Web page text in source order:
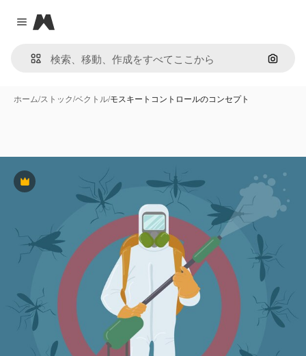
Close menu
Magnific
画像で
ホーム/ストック/ベクトル/モスキートコントロールのコンセプト
Premium